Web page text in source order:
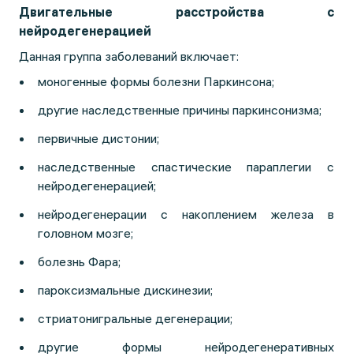
Двигательные расстройства с
нейродегенерацией
Данная группа заболеваний включает:
моногенные формы болезни Паркинсона;
другие наследственные причины паркинсонизма;
первичные дистонии;
наследственные спастические параплегии с
нейродегенерацией;
нейродегенерации с накоплением железа в
головном мозге;
болезнь Фара;
пароксизмальные дискинезии;
стриатонигральные дегенерации;
другие формы нейродегенеративных